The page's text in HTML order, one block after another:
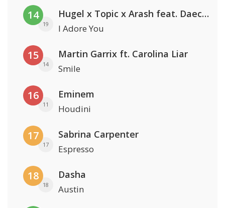
14
19
Hugel x Topic x Arash feat. Daecolm
I Adore You
15
14
Martin Garrix ft. Carolina Liar
Smile
16
11
Eminem
Houdini
17
17
Sabrina Carpenter
Espresso
18
18
Dasha
Austin